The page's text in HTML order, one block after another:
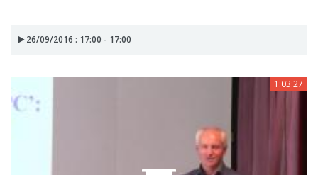
26/09/2016 : 17:00 - 17:00
1:03:27